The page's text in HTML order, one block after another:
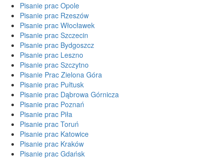
Pisanie prac Opole
Pisanie prac Rzeszów
Pisanie prac Włocławek
Pisanie prac Szczecin
Pisanie prac Bydgoszcz
Pisanie prac Leszno
Pisanie prac Szczytno
Pisanie Prac Zielona Góra
Pisanie prac Pułtusk
Pisanie prac Dąbrowa Górnicza
Pisanie prac Poznań
Pisanie prac Piła
Pisanie prac Toruń
Pisanie prac Katowice
Pisanie prac Kraków
Pisanie prac Gdańsk